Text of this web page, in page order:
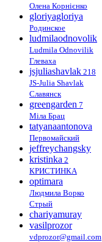
Олена Корнієнко
gloriyagloriya
Родинское
ludmilaodnovolik
Ludmila Odnovilik
Глеваха
jsjuliashavlak 218
JS-Julia Shavlak
Славянск
greengarden 7
Міла Брац
tatyanaantonova
Первомайский
jeffreychangsky
kristinka 2
КРИСТИНКА
optimara
Людмила Ворко
Стрый
chariyamuray
vasilprozor
vdprozor@gmail.com